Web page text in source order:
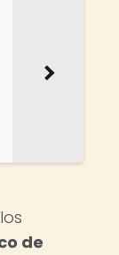
de